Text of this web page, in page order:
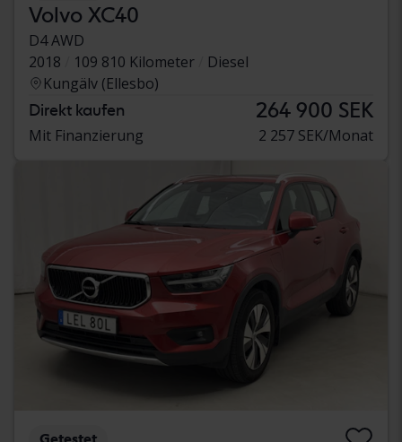
Volvo XC40
D4 AWD
2018
109 810 Kilometer
Diesel
Kungälv (Ellesbo)
Direkt kaufen 264 900 SEK
Mit Finanzierung 2 257 SEK/Monat